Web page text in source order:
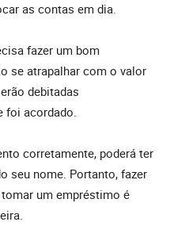
as contas em dia.
fazer um bom
se atrapalhar com o valor
debitadas
foi acordado.
corretamente, poderá ter
seu nome. Portanto, fazer
um empréstimo é